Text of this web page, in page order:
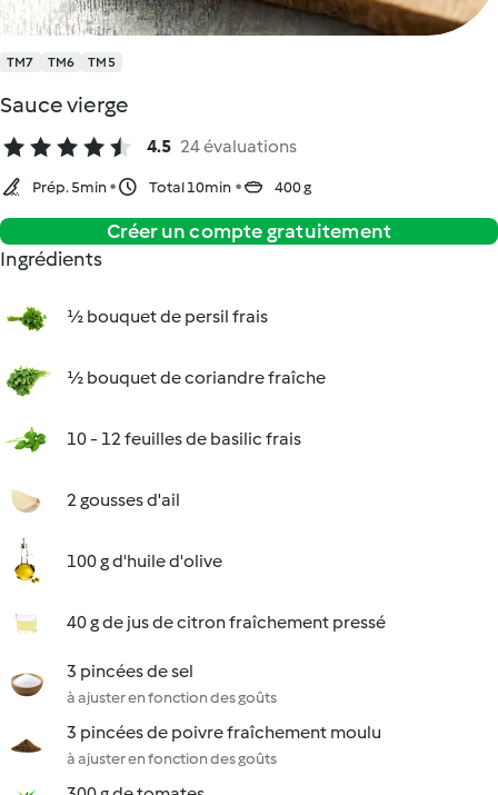
TM7 TM6 TM5
Sauce vierge
4.5 24 évaluations
Prép. 5min Total 10min 400 g
Créer un compte gratuitement
Ingrédients
½ bouquet de persil frais
½ bouquet de coriandre fraîche
10 - 12 feuilles de basilic frais
2 gousses d'ail
100 g d'huile d'olive
40 g de jus de citron fraîchement pressé
3 pincées de sel
à ajuster en fonction des goûts
3 pincées de poivre fraîchement moulu
à ajuster en fonction des goûts